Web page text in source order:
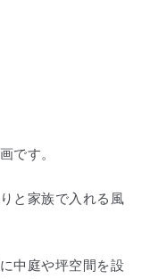
です。
と家族で入れる風
中庭や坪空間を設